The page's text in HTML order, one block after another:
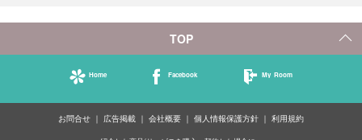
TOP
Home Facebook My Room
お問合せ 広告掲載 会社概要 個人情報保護方針 利用規約